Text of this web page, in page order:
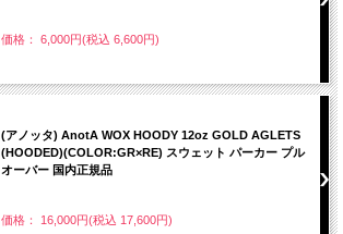
価格： 6,000円(税込 6,600円)
(アノッタ) AnotA WOX HOODY 12oz GOLD AGLETS
(HOODED)(COLOR:GR×RE) スウェット パーカー プル
オーバー 国内正規品
価格： 16,000円(税込 17,600円)